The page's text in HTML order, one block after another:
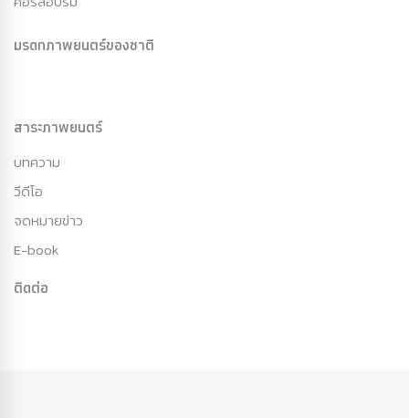
มรดกภาพยนตร์ของชาติ
สาระภาพยนตร์
บทความ
วีดีโอ
จดหมายข่าว
E-book
ติดต่อ